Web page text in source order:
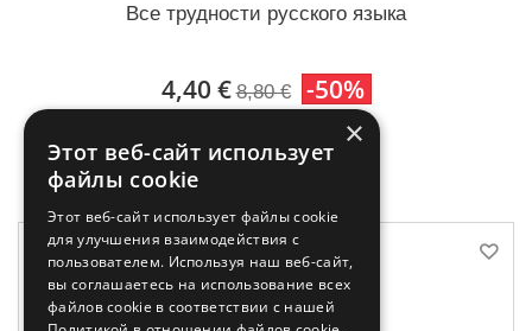
Все трудности русского языка
4,40 € 8,80 € -50%
×
Этот веб-сайт использует
файлы cookie
Этот веб-сайт использует файлы cookie
для улучшения взаимодействия с
пользователем. Используя наш веб-сайт,
вы соглашаетесь на использование всех
файлов cookie в соответствии с нашей